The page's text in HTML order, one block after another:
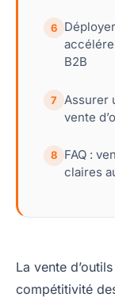
6
B2B
7
Assurer
vente
8
FAQ :
claires
La vente
compétitivité